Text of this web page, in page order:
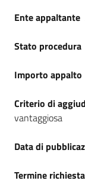
Ente appaltante
Stato procedura
Importo appalto
Criterio di
vantaggiosa
Data di
Termine